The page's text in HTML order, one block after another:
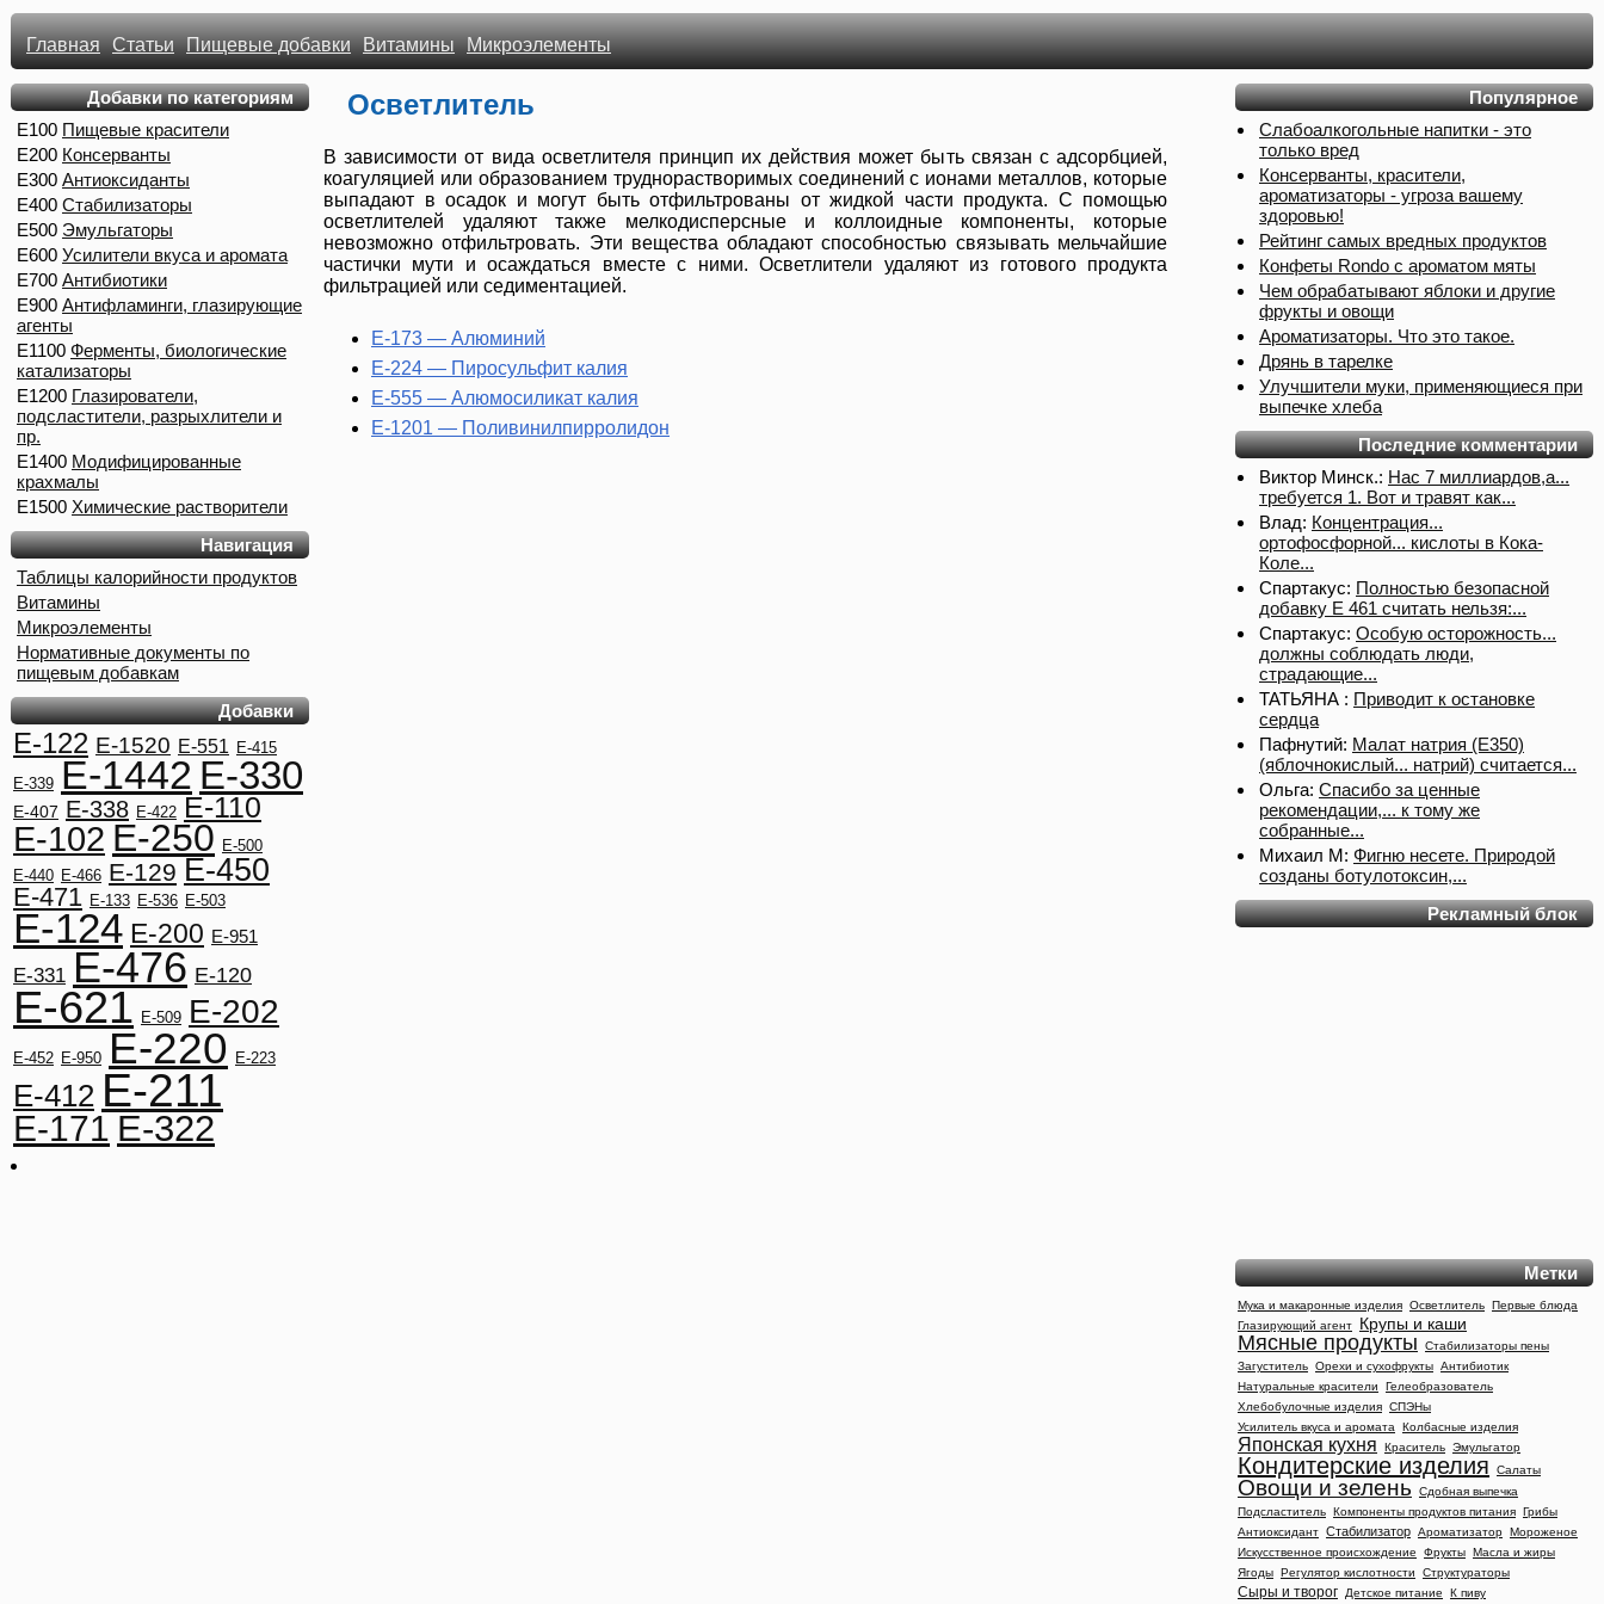
Главная Статьи Пищевые добавки Витамины Микроэлементы
Добавки по категориям
E100 Пищевые красители
E200 Консерванты
E300 Антиоксиданты
E400 Стабилизаторы
E500 Эмульгаторы
E600 Усилители вкуса и аромата
E700 Антибиотики
E900 Антифламинги, глазирующие
агенты
E1100 Ферменты, биологические
катализаторы
E1200 Глазирователи,
подсластители, разрыхлители и
пр.
E1400 Модифицированные
крахмалы
E1500 Химические растворители
Навигация
Таблицы калорийности продуктов
Витамины
Микроэлементы
Нормативные документы по
пищевым добавкам
Добавки
E-122 E-1520 E-551 E-415
E-339 E-1442 E-330
E-407 E-338 E-422 E-110
E-102 E-250 E-500
E-440 E-466 E-129 E-450
E-471 E-133 E-536 E-503
E-124 E-200 E-951
E-331 E-476 E-120
E-621 E-509 E-202
E-452 E-950 E-220 E-223
E-412 E-211
E-171 E-322
Популярное
Слабоалкогольные напитки - это
только вред
Консерванты, красители,
ароматизаторы - угроза вашему
здоровью!
Рейтинг самых вредных продуктов
Конфеты Rondo с ароматом мяты
Чем обрабатывают яблоки и другие
фрукты и овощи
Ароматизаторы. Что это такое.
Дрянь в тарелке
Улучшители муки, применяющиеся при
выпечке хлеба
Последние комментарии
Виктор Минск.: Нас 7 миллиардов,а...
требуется 1. Вот и травят как...
Влад: Концентрация...
ортофосфорной... кислоты в Кока-
Коле...
Спартакус: Полностью безопасной
добавку Е 461 считать нельзя:...
Спартакус: Особую осторожность...
должны соблюдать люди,
страдающие...
ТАТЬЯНА : Приводит к остановке
сердца
Пафнутий: Малат натрия (E350)
(яблочнокислый... натрий) считается...
Ольга: Спасибо за ценные
рекомендации,... к тому же
собранные...
Михаил М: Фигню несете. Природой
созданы ботулотоксин,...
Рекламный блок
Метки
Мука и макаронные изделия Осветлитель Первые блюда
Глазирующий агент
Крупы и каши
Мясные продукты
Стабилизаторы пены
Загуститель Орехи и сухофрукты Антибиотик
Натуральные красители
Гелеобразователь
Хлебобулочные изделия СПЭНы
Усилитель вкуса и аромата
Колбасные изделия
Японская кухня Краситель Эмульгатор
Кондитерские изделия Салаты
Овощи и зелень
Сдобная выпечка
Подсластитель Компоненты продуктов питания Грибы
Антиоксидант Стабилизатор Ароматизатор Мороженое
Искусственное происхождение
Фрукты Масла и жиры
Ягоды Регулятор кислотности Структураторы
Сыры и творог Детское питание К пиву
Осветлитель
В зависимости от вида осветлителя принцип их действия может быть связан с адсорбцией,
коагуляцией или образованием труднорастворимых соединений с ионами металлов, которые
выпадают в осадок и могут быть отфильтрованы от жидкой части продукта. С помощью
осветлителей удаляют также мелкодисперсные и коллоидные компоненты, которые
невозможно отфильтровать. Эти вещества обладают способностью связывать мельчайшие
частички мути и осаждаться вместе с ними. Осветлители удаляют из готового продукта
фильтрацией или седиментацией.
E-173 — Алюминий
E-224 — Пиросульфит калия
E-555 — Алюмосиликат калия
E-1201 — Поливинилпирролидон